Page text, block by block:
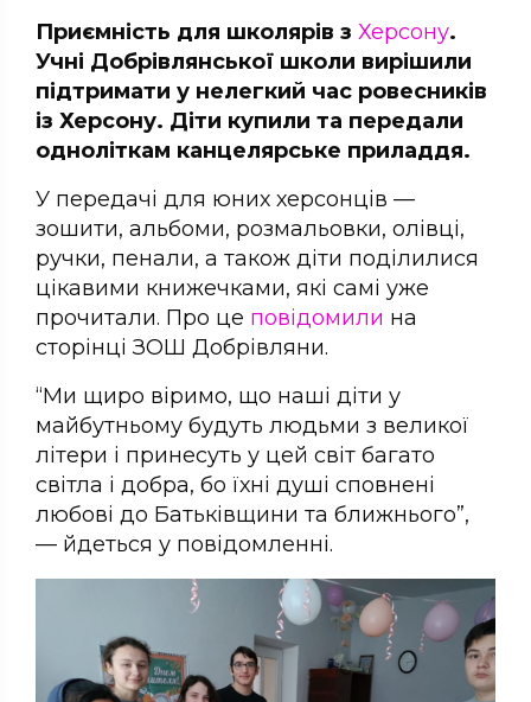
Приємність для школярів з Херсону.
Учні Добрівлянської школи вирішили
підтримати у нелегкий час ровесників
із Херсону. Діти купили та передали
одноліткам канцелярське приладдя.
У передачі для юних херсонців —
зошити, альбоми, розмальовки, олівці,
ручки, пенали, а також діти поділилися
цікавими книжечками, які самі уже
прочитали. Про це повідомили на
сторінці ЗОШ Добрівляни.
“Ми щиро віримо, що наші діти у
майбутньому будуть людьми з великої
літери і принесуть у цей світ багато
світла і добра, бо їхні душі сповнені
любові до Батьківщини та ближнього”,
— йдеться у повідомленні.